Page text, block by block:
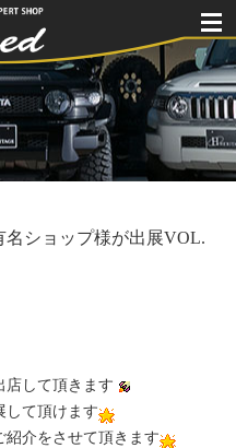
名ショップ様が出展VOL.
店して頂きます
して頂けます
介をさせて頂きます